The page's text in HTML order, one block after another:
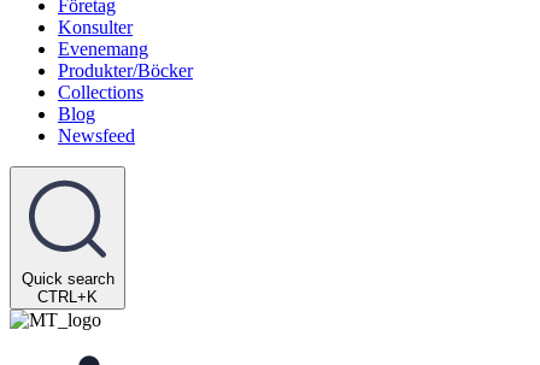
Företag
Konsulter
Evenemang
Produkter/Böcker
Collections
Blog
Newsfeed
Quick search
CTRL+K